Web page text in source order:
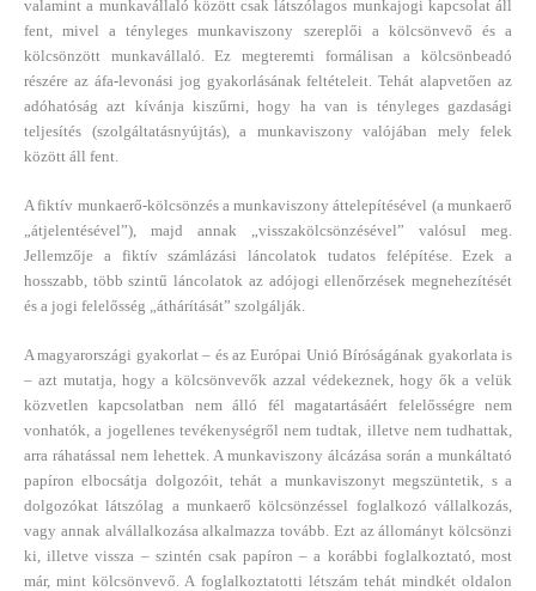
valamint a munkavállaló között csak látszólagos munkajogi kapcsolat áll
fent, mivel a tényleges munkaviszony szereplői a kölcsönvevő és a
kölcsönzött munkavállaló. Ez megteremti formálisan a kölcsönbeadó
részére az áfa-levonási jog gyakorlásának feltételeit. Tehát alapvetően az
adóhatóság azt kívánja kiszűrni, hogy ha van is tényleges gazdasági
teljesítés (szolgáltatásnyújtás), a munkaviszony valójában mely felek
között áll fent.
A fiktív munkaerő-kölcsönzés a munkaviszony áttelepítésével (a munkaerő
„átjelentésével”), majd annak „visszakölcsönzésével” valósul meg.
Jellemzője a fiktív számlázási láncolatok tudatos felépítése. Ezek a
hosszabb, több szintű láncolatok az adójogi ellenőrzések megnehezítését
és a jogi felelősség „áthárítását” szolgálják.
A magyarországi gyakorlat – és az Európai Unió Bíróságának gyakorlata is
– azt mutatja, hogy a kölcsönvevők azzal védekeznek, hogy ők a velük
közvetlen kapcsolatban nem álló fél magatartásáért felelősségre nem
vonhatók, a jogellenes tevékenységről nem tudtak, illetve nem tudhattak,
arra ráhatással nem lehettek. A munkaviszony álcázása során a munkáltató
papíron elbocsátja dolgozóit, tehát a munkaviszonyt megszüntetik, s a
dolgozókat látszólag a munkaerő kölcsönzéssel foglalkozó vállalkozás,
vagy annak alvállalkozása alkalmazza tovább. Ezt az állományt kölcsönzi
ki, illetve vissza – szintén csak papíron – a korábbi foglalkoztató, most
már, mint kölcsönvevő. A foglalkoztatotti létszám tehát mindkét oldalon